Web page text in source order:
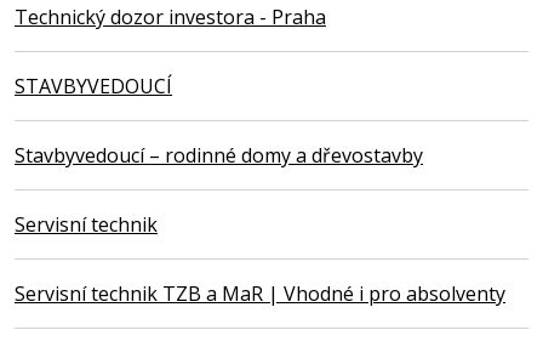
Technický dozor investora - Praha
STAVBYVEDOUCÍ
Stavbyvedoucí – rodinné domy a dřevostavby
Servisní technik
Servisní technik TZB a MaR | Vhodné i pro absolventy